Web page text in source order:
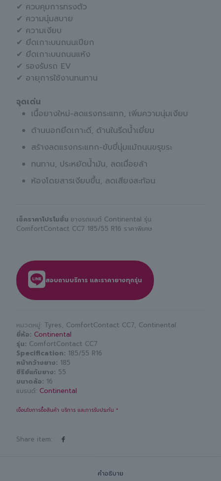
✔ ควบคุมการทรงตัว
✔ ความนุ่มสบาย
✔ ความเงียบ
✔ ยึดเกาะบนถนนเปียก
✔ ยึดเกาะบนถนนแห้ง
✔ รองรับรถ EV
✔ อายุการใช้งานทนทาน
จุดเด่น
เนื้อยางใหม่-ลดแรงกระแทก, เพิ่มความนุ่มเงียบ
ด้านนอกยึดเกาะดี, ด้านในรีดน้ำเยี่ยม
สร้างลดแรงกระแทก-ขับขี่นุ่มแม้ถนนขรุขระ
ทนทาน, ประหยัดน้ำมัน, ลดเมื่อยล้า
ห้องโดยสารเงียบขึ้น, ลดเสียงสะท้อน
เช็คราคาโปรโมชั่น ยางรถยนต์ Continental รุ่น
ComfortContact CC7 185/55 R16 ราคาพิเศษ
สอบถามบริการ และราคายางทุกรุ่น
หมวดหมู่: Tyres, ComfortContact CC7, Continental
ยี่ห้อ Continental
รุ่น ComfortContact CC7
Specification 185/55 R16
หน้ากว้างยาง 185
ซีรีย์แก้มยาง 55
ขนาดล้อ 16
แบรนด์: Continental
เงื่อนไขการซื้อสินค้า บริการ และการรับประกัน *
Share item:
คำอธิบาย